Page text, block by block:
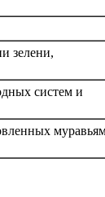
зелени,
систем и